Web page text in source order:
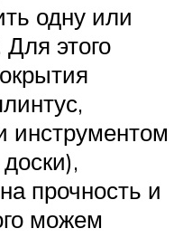
одну или
Для этого
инструментом
прочность и
можем